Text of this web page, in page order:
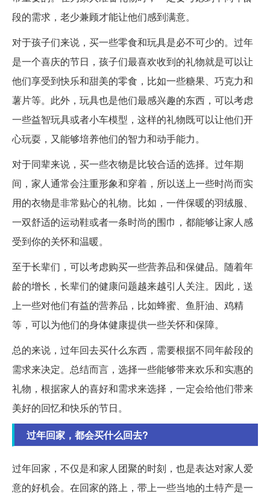
段的需求，老少兼顾才能让他们感到满意。
对于孩子们来说，买一些零食和玩具是必不可少的。过年
是一个喜庆的节日，孩子们最喜欢收到的礼物就是可以让
他们享受到快乐和甜美的零食，比如一些糖果、巧克力和
薯片等。此外，玩具也是他们最感兴趣的东西，可以考虑
一些益智玩具或者小车模型，这样的礼物既可以让他们开
心玩耍，又能够培养他们的智力和动手能力。
对于同辈来说，买一些衣物是比较合适的选择。过年期
间，家人通常会注重形象和穿着，所以送上一些时尚而实
用的衣物是非常贴心的礼物。比如，一件保暖的羽绒服、
一双舒适的运动鞋或者一条时尚的围巾，都能够让家人感
受到你的关怀和温暖。
至于长辈们，可以考虑购买一些营养品和保健品。随着年
龄的增长，长辈们的健康问题越来越引人关注。因此，送
上一些对他们有益的营养品，比如蜂蜜、鱼肝油、鸡精
等，可以为他们的身体健康提供一些关怀和保障。
总的来说，过年回去买什么东西，需要根据不同年龄段的
需求来决定。总结而言，选择一些能够带来欢乐和实惠的
礼物，根据家人的喜好和需求来选择，一定会给他们带来
美好的回忆和快乐的节日。
过年回家，都会买什么回去?
过年回家，不仅是和家人团聚的时刻，也是表达对家人爱
意的好机会。在回家的路上，带上一些当地的土特产是一